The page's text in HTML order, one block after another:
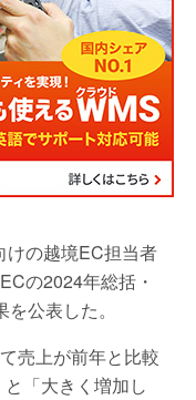
けの越境EC担当者
の2024年総括・
公表した。
売上が前年と比較
「大きく増加し